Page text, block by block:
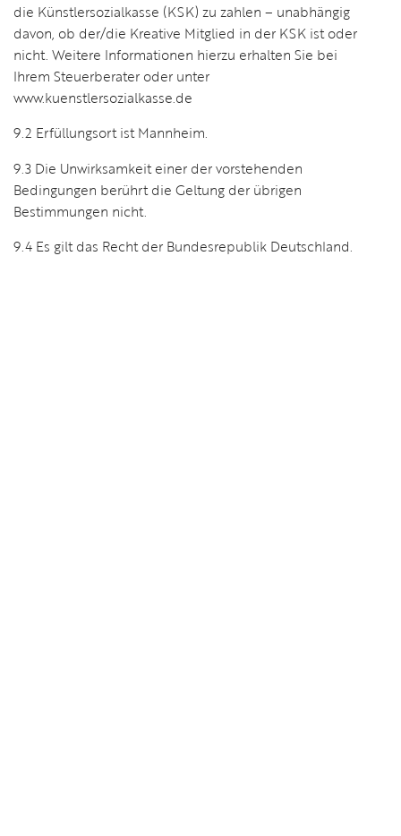
die Künstlersozialkasse (KSK) zu zahlen – unabhängig
davon, ob der/die Kreative Mitglied in der KSK ist oder
nicht. Weitere Informationen hierzu erhalten Sie bei
Ihrem Steuerberater oder unter
www.kuenstlersozialkasse.de
9.2 Erfüllungsort ist Mannheim.
9.3 Die Unwirksamkeit einer der vorstehenden
Bedingungen berührt die Geltung der übrigen
Bestimmungen nicht.
9.4 Es gilt das Recht der Bundesrepublik Deutschland.